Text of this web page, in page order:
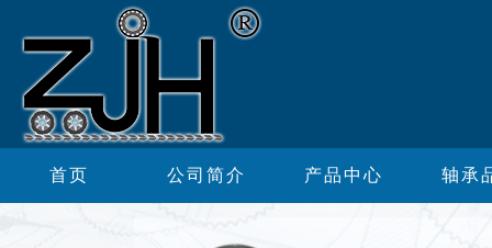
首页 公司简介 产品中心 轴承